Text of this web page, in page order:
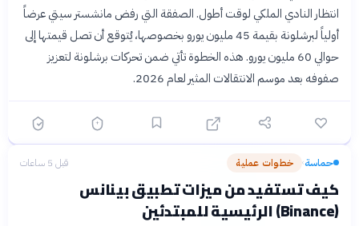
انتظار النادي الملكي لوقت أطول. الصفقة التي رفض مانشستر سيتي عرضاً
أولياً لبرشلونة بقيمة 45 مليون يورو بخصوصها، يُتوقع أن تصل قيمتها إلى
حوالي 60 مليون يورو. هذه الخطوة تأتي ضمن تحركات برشلونة لتعزيز
صفوفه بعد موسم الانتقالات المثير لعام 2026.
حماسة› خطوات عملية قبل 5 ساعات
كيف تستفيد من ميزات تطبيق بينانس
(Binance) الرئيسية للمبتدئين